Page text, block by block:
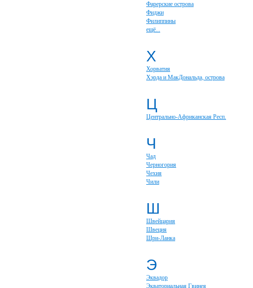
Фарерские острова
Фиджи
Филиппины
ещё...
Х
Хорватия
Хэрда и МакДональда, острова
Ц
Центрально-Африканская Респ.
Ч
Чад
Черногория
Чехия
Чили
Ш
Швейцария
Швеция
Шри-Ланка
Э
Эквадор
Экваториальная Гвинея